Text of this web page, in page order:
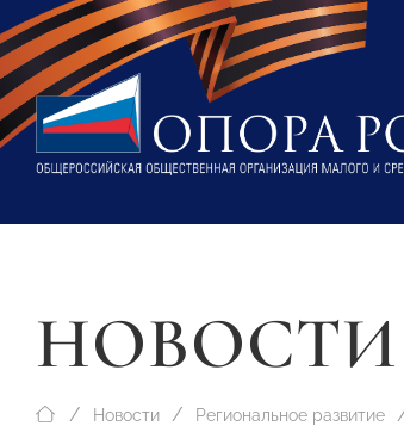
НОВОСТИ
Новости Региональное развитие